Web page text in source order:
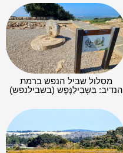
מסלול שביל הנפש ברמת
הנדיב: בִּשְבִילַנֶּפֶש (בשבילנפש)